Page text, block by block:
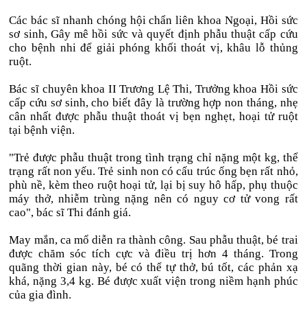
Các bác sĩ nhanh chóng hội chẩn liên khoa Ngoại, Hồi sức
sơ sinh, Gây mê hồi sức và quyết định phẫu thuật cấp cứu
cho bệnh nhi để giải phóng khối thoát vị, khâu lỗ thủng
ruột.
Bác sĩ chuyên khoa II Trương Lệ Thi, Trưởng khoa Hồi sức
cấp cứu sơ sinh, cho biết đây là trường hợp non tháng, nhẹ
cân nhất được phẫu thuật thoát vị bẹn nghẹt, hoại tử ruột
tại bệnh viện.
"Trẻ được phẫu thuật trong tình trạng chỉ nặng một kg, thể
trạng rất non yếu. Trẻ sinh non có cấu trúc ống bẹn rất nhỏ,
phù nề, kèm theo ruột hoại tử, lại bị suy hô hấp, phụ thuộc
máy thở, nhiễm trùng nặng nên có nguy cơ tử vong rất
cao", bác sĩ Thi đánh giá.
May mắn, ca mổ diễn ra thành công. Sau phẫu thuật, bé trai
được chăm sóc tích cực và điều trị hơn 4 tháng. Trong
quãng thời gian này, bé có thể tự thở, bú tốt, các phản xạ
khá, nặng 3,4 kg. Bé được xuất viện trong niềm hạnh phúc
của gia đình.